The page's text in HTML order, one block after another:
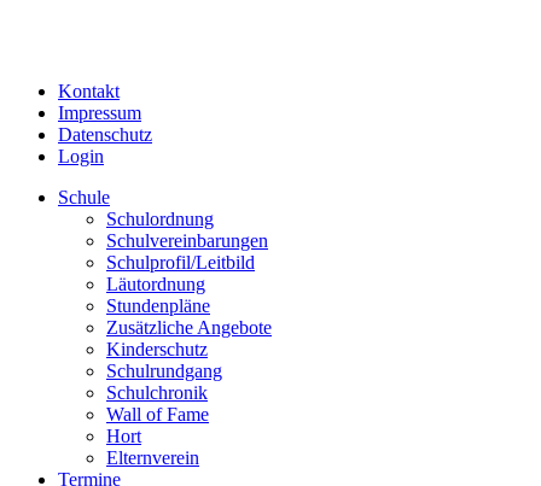
Kontakt
Impressum
Datenschutz
Login
Schule
Schulordnung
Schulvereinbarungen
Schulprofil/Leitbild
Läutordnung
Stundenpläne
Zusätzliche Angebote
Kinderschutz
Schulrundgang
Schulchronik
Wall of Fame
Hort
Elternverein
Termine